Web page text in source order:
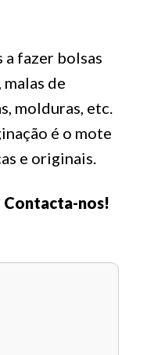
a fazer bolsas
de
molduras, etc.
é o mote
e originais.
Contacta-nos!